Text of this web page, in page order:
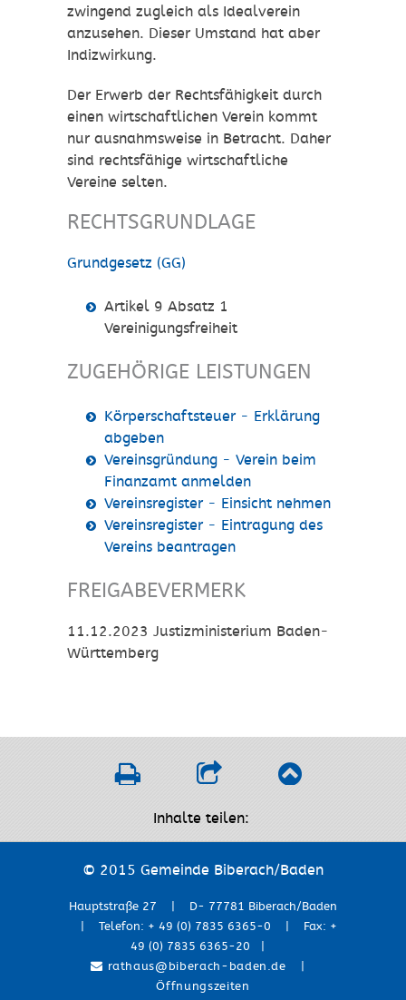
zwingend zugleich als Idealverein
anzusehen. Dieser Umstand hat aber
Indizwirkung.
Der Erwerb der Rechtsfähigkeit durch
einen wirtschaftlichen Verein kommt
nur ausnahmsweise in Betracht. Daher
sind rechtsfähige wirtschaftliche
Vereine selten.
RECHTSGRUNDLAGE
Grundgesetz (GG)
Artikel 9 Absatz 1
Vereinigungsfreiheit
ZUGEHÖRIGE LEISTUNGEN
Körperschaftsteuer - Erklärung
abgeben
Vereinsgründung - Verein beim
Finanzamt anmelden
Vereinsregister - Einsicht nehmen
Vereinsregister - Eintragung des
Vereins beantragen
FREIGABEVERMERK
11.12.2023 Justizministerium Baden-
Württemberg
Inhalte teilen:
© 2015 Gemeinde Biberach/Baden
Hauptstraße 27 | D- 77781 Biberach/Baden
| Telefon: + 49 (0) 7835 6365-0 | Fax: +
49 (0) 7835 6365-20 |
rathaus@biberach-baden.de
Öffnungszeiten